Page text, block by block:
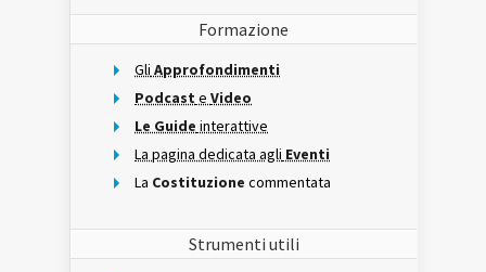
Formazione
Gli Approfondimenti
Podcast e Video
Le Guide interattive
La pagina dedicata agli Eventi
La Costituzione commentata
Strumenti utili